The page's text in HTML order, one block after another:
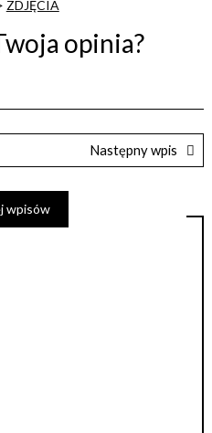
ZDJĘCIA
opinia?
Następny wpis
wpisów